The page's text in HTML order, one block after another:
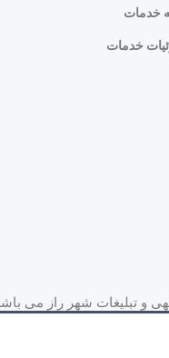
خدمات
خدمات
و تبلیغات شهر راز می